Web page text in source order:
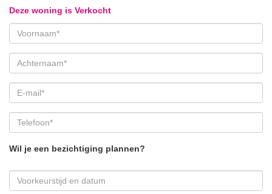
Deze woning is Verkocht
Wil je een bezichtiging plannen?